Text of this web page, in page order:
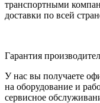
транспортными
доставки по всей
Гарантия
У нас вы получаете
на оборудование и
сервисное